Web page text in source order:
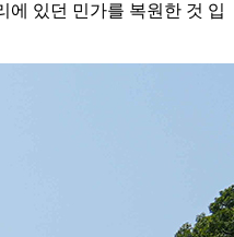
에 있던 민가를 복원한 것 입